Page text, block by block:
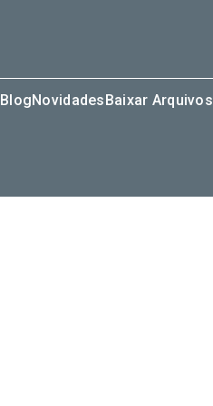
BlogNovidadesBaixar Arquivos